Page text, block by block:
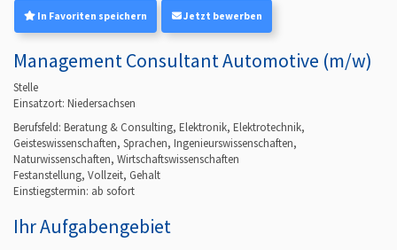
In Favoriten speichern Jetzt bewerben
Management Consultant Automotive (m/w)
Stelle
Einsatzort: Niedersachsen
Berufsfeld: Beratung & Consulting, Elektronik, Elektrotechnik,
Geisteswissenschaften, Sprachen, Ingenieurswissenschaften,
Naturwissenschaften, Wirtschaftswissenschaften
Festanstellung, Vollzeit, Gehalt
Einstiegstermin: ab sofort
Ihr Aufgabengebiet